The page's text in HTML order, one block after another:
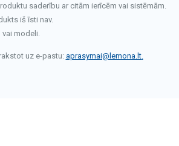
saderību ar citām ierīcēm vai sistēmām.
iš īsti nav.
modeli.
uz e-pastu: aprasymai@lemona.lt.